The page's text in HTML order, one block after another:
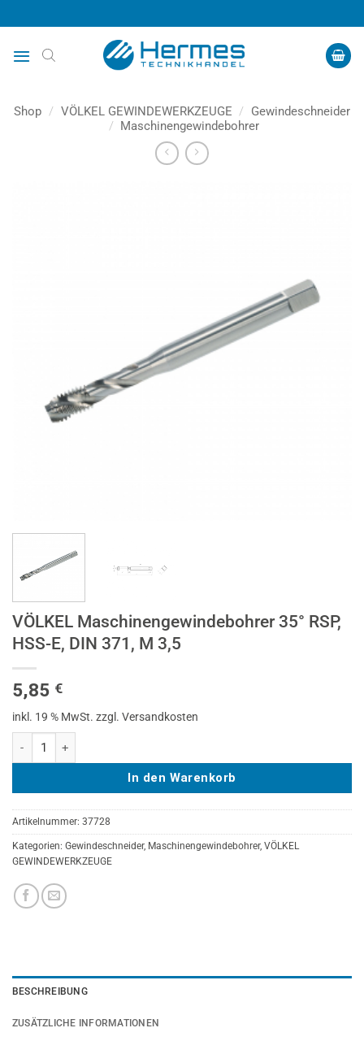
Inhalt
springen
Shop / VÖLKEL GEWINDEWERKZEUGE /
Gewindeschneider
/ Maschinengewindebohrer
VÖLKEL Maschinengewindebohrer 35° RSP,
HSS-E, DIN 371, M 3,5
5,85 €
inkl. 19 % MwSt. zzgl. Versandkosten
In den Warenkorb
Artikelnummer: 37728
Kategorien: Gewindeschneider, Maschinengewindebohrer, VÖLKEL
GEWINDEWERKZEUGE
BESCHREIBUNG
ZUSÄTZLICHE INFORMATIONEN